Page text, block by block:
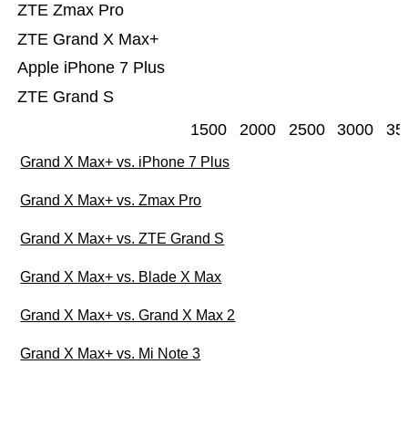
ZTE Grand S
Apple iPhone 7 Plus
ZTE Grand X Max+
ZTE Zmax Pro
1500 2000 2500 3000
Grand X Max+ vs. iPhone 7 Plus
Grand X Max+ vs. Zmax Pro
Grand X Max+ vs. ZTE Grand S
Grand X Max+ vs. Blade X Max
Grand X Max+ vs. Grand X Max 2
Grand X Max+ vs. Mi Note 3